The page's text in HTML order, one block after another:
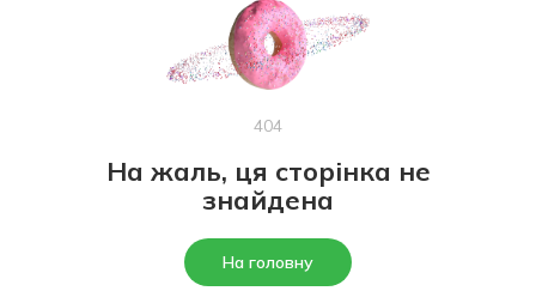
404
На жаль, ця сторінка не
знайдена
На головну